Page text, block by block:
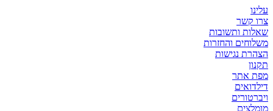
עלינו
צרו קשר
שאלות ותשובות
משלוחים והחזרות
הצהרת נגישות
תקנון
מפת אתר
דילדואים
ויברטורים
מומלצים